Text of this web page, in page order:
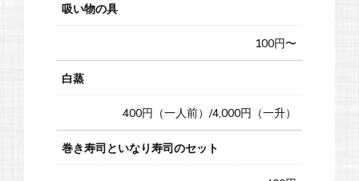
吸い物の具
100円〜
白蒸
400円（一人前）/4,000円（一升）
巻き寿司といなり寿司のセット